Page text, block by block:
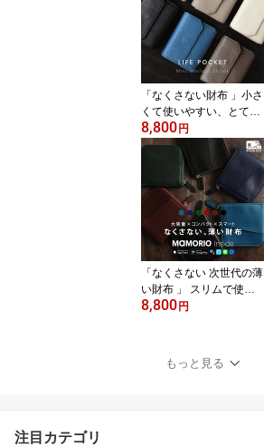
スケース ICカード 両面
本革 レザー スキミング
防止 MAMORIO マモリオ
紛失防止 高校生 学生 送
料無料】
「なくさない財布 」小さ
くて使いやすい、とても
安全な本革 ミニ財布 大
容量×スキミング防止対
応「MiniWallet3shrink」
【 RFID レディース 財布
メンズ レザー 本革 コン
パクト 小さい財布 送料
無料 MAMORIO マモリ
オ】
8,800 円
「なくさない 次世代の薄
い財布 」 スリムで使い
やすく、とても安全な本
「スマートウォレット」
【 メンズ 財布 レディー
8,800 円
もっと見る
注目カテゴリ